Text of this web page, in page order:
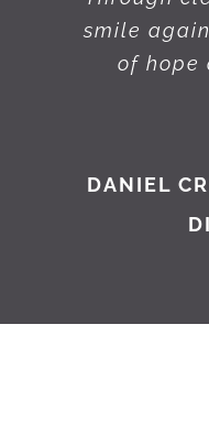
smile
of hope
DANIEL